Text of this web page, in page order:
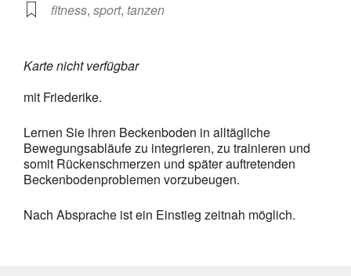
fitness, sport, tanzen
Karte nicht verfügbar
mit Friederike.
Lernen Sie ihren Beckenboden in alltägliche
Bewegungsabläufe zu integrieren, zu trainieren und
somit Rückenschmerzen und später auftretenden
Beckenbodenproblemen vorzubeugen.
Nach Absprache ist ein Einstieg zeitnah möglich.